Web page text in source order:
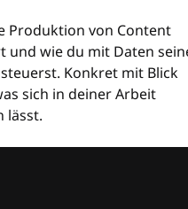
Produktion von Content
und wie du mit Daten
Konkret mit Blick
sich in deiner Arbeit
lässt.